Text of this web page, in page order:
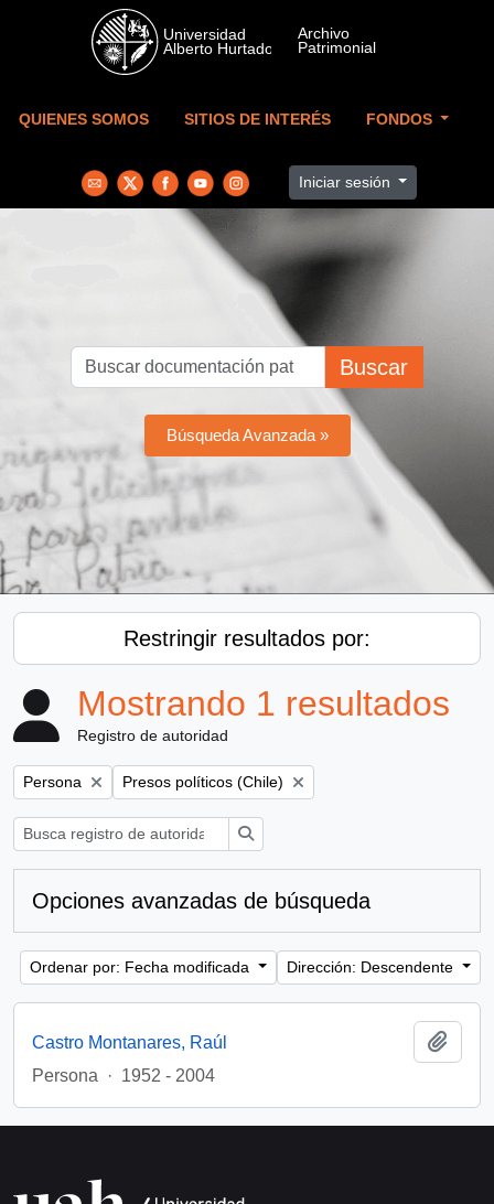
Skip to main content
QUIENES SOMOS SITIOS DE INTERÉS FONDOS
Iniciar sesión
Buscar
Búsqueda Avanzada »
Restringir resultados por:
Mostrando 1 resultados
Registro de autoridad
Remove filter:
Persona Remove filter:
Presos políticos (Chile)
Opciones avanzadas de búsqueda
Ordenar por: Fecha modificada Dirección: Descendente
Castro Montanares, Raúl
Persona
· 1952 - 2004